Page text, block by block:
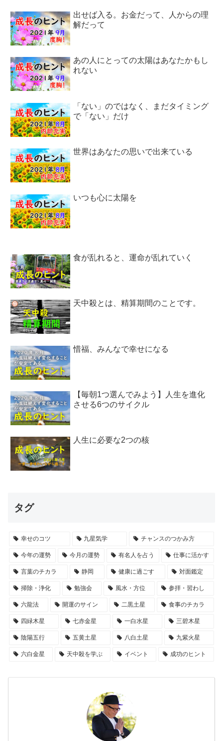
出せば入る。お金だって、人からの理
解だって
あの人にとっての太陽はあなたかもし
れない
「ない」のではなく、まだタイミング
で「ない」だけ
世界はあなたの思いで出来ている
いつも心に太陽を
食が乱れると、運命が乱れていく
天中殺とは、精算期間のことです。
惜福、みんなで幸せになる
【毎朝1つ選んでみよう】人生を進化
させる6つのサイクル
人生に必要な2つの核
タグ
幸せのコツ 九星気学 チャンスのつかみ方
今年の運勢 今月の運勢 有名人を占う 仕事に活かす
言葉のチカラ 静岡 健康に過ごす 対面鑑定
掃除・浄化 勉強会 風水・方位 参拝・習わし
六龍法 開運のサイン 二黒土星 食事のチカラ
四緑木星 七赤金星 一白水星 三碧木星
陰陽五行 五黄土星 八白土星 九紫火星
六白金星 天中殺を学ぶ イベント 成功のヒント